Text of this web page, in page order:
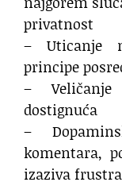
privatnost
– Uticanje
principe
– Veličanje
dostignuća
–
komentara,
izaziva